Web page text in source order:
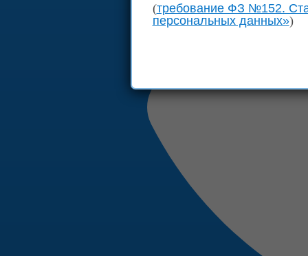
(требование ФЗ №152.
персональных данных»)